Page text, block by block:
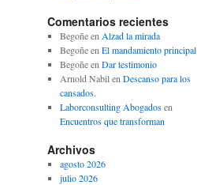
Comentarios recientes
Begoñeen Alzad la mirada
Begoñeen El mandamiento principal
Begoñeen Dar testimonio
Arnold Nabilen Descanso para los
cansados.
Laborconsulting Abogadosen
Encuentros que transforman
Archivos
agosto 2026
julio 2026